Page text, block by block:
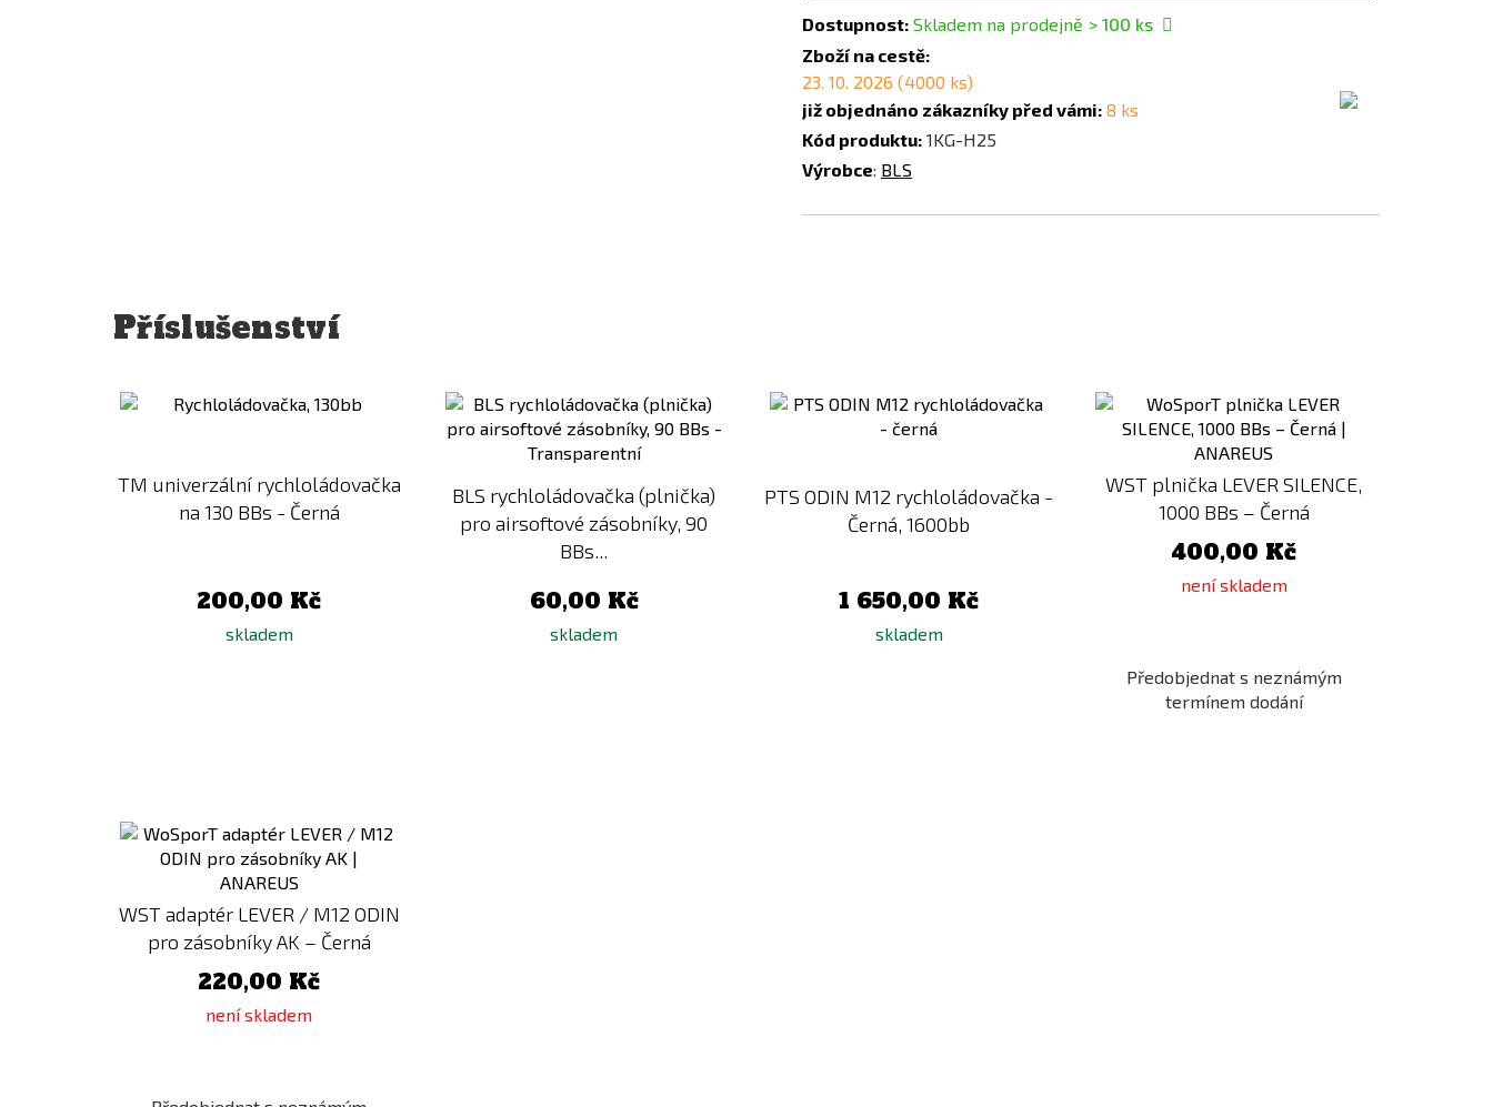
Dostupnost: Skladem na prodejně > 100 ks
Zboží na cestě:
23. 10. 2026 (4000 ks)
již objednáno zákazníky před vámi: 8 ks
Kód produktu: 1KG-H25
Výrobce: BLS
Příslušenství
TM univerzální rychloládovačka
na 130 BBs - Černá
200,00 Kč
skladem
porovnání
BLS rychloládovačka (plnička)
pro airsoftové zásobníky, 90
BBs...
60,00 Kč
skladem
porovnání
PTS ODIN M12 rychloládovačka -
Černá, 1600bb
1 650,00 Kč
skladem
k
porovnání
WST plnička LEVER SILENCE,
1000 BBs – Černá
400,00 Kč
není skladem
Předobjednat s neznámým
termínem dodání
WST adaptér LEVER / M12 ODIN
pro zásobníky AK – Černá
220,00 Kč
není skladem
k